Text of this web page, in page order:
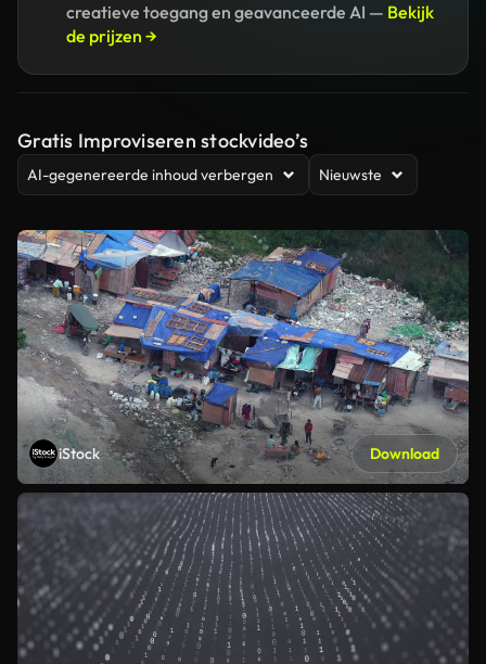
creatieve toegang en geavanceerde AI — Bekijk
de prijzen →
Gratis Improviseren stockvideo’s
AI-gegenereerde inhoud verbergen Nieuwste
iStock Download